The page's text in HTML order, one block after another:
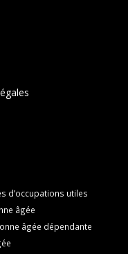
d’occupations utiles
âgée
âgée dépendante